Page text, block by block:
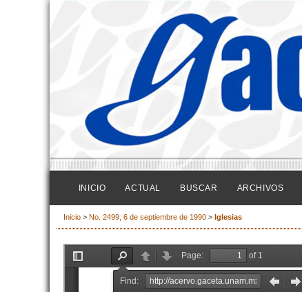
INICIO ACTUAL BUSCAR ARCHIVOS
Inicio > No. 2499, 6 de septiembre de 1990 > Iglesias